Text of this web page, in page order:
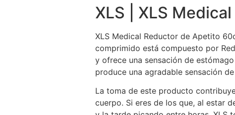
XLS | XLS
XLS Medical Reductor de Apetito
comprimido está compuesto por
y ofrece una sensación de
produce una agradable sensación
La toma de este producto
cuerpo. Si eres de los que, al estar